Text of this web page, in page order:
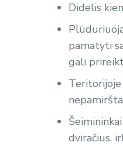
Didelis
pamatyti
gali
Teritorijoje
dviračius,